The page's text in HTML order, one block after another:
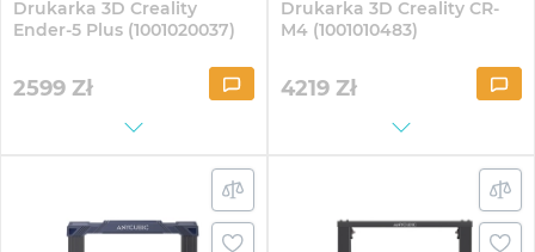
Drukarka 3D Creality
Ender-5 Plus (1001020037)
2599 Zł
Drukarka 3D Creality CR-
M4 (1001010483)
4219 Zł